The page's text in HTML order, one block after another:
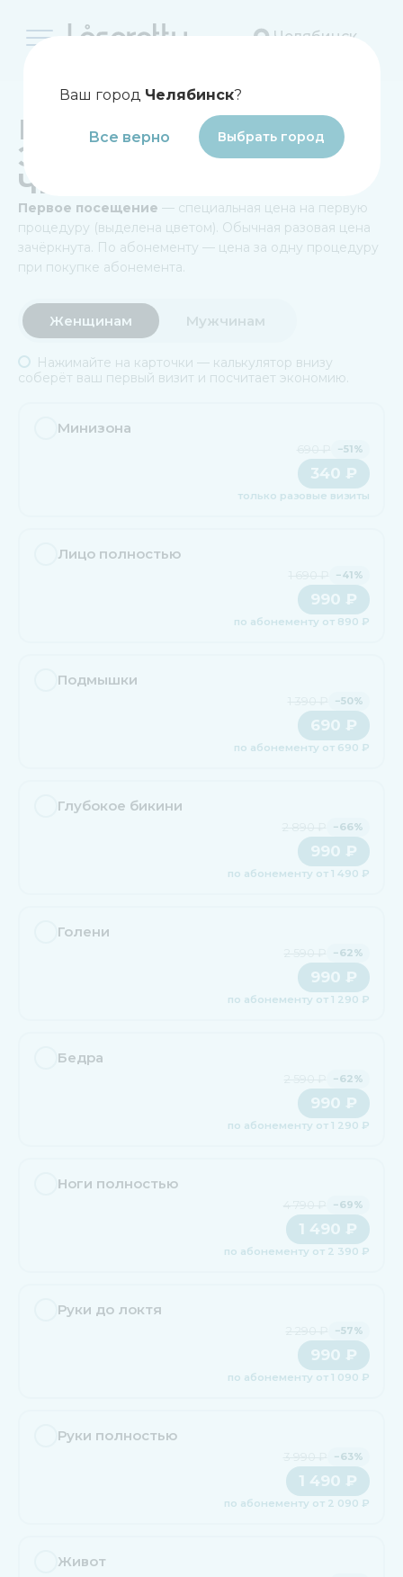
Челябинск
ЦЕНЫ НА ЛАЗЕРНУЮ
ЭПИЛЯЦИЮ В
ЧЕЛЯБИНСКЕ
Первое посещение — специальная цена на первую
процедуру (выделена цветом). Обычная разовая цена
зачёркнута. По абонементу — цена за одну процедуру
при покупке абонемента.
Женщинам Мужчинам
Нажимайте на карточки — калькулятор внизу
соберёт ваш первый визит и посчитает экономию.
Минизона
−51%
340 ₽
только разовые визиты
Лицо полностью
−41%
990 ₽
по абонементу от 890 ₽
Подмышки
−50%
690 ₽
по абонементу от 690 ₽
Глубокое бикини
−66%
990 ₽
по абонементу от 1 490 ₽
Голени
−62%
990 ₽
по абонементу от 1 290 ₽
Бедра
−62%
990 ₽
по абонементу от 1 290 ₽
Ноги полностью
−69%
1 490 ₽
по абонементу от 2 390 ₽
Руки до локтя
−57%
990 ₽
по абонементу от 1 090 ₽
Руки полностью
−63%
1 490 ₽
по абонементу от 2 090 ₽
Живот
Ваш город Челябинск?
Все верно Выбрать город